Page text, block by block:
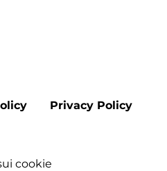
Privacy Policy
cookie